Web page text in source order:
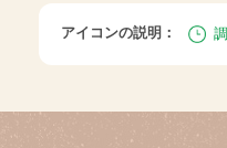
アイコンの説明：